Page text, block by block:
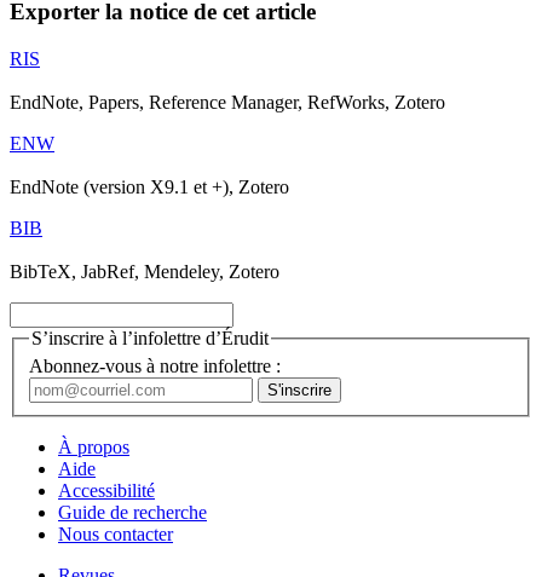
Exporter la notice de cet article
RIS
EndNote, Papers, Reference Manager, RefWorks, Zotero
ENW
EndNote (version X9.1 et +), Zotero
BIB
BibTeX, JabRef, Mendeley, Zotero
S’inscrire à l’infolettre d’Érudit
Abonnez-vous à notre infolettre :
À propos
Aide
Accessibilité
Guide de recherche
Nous contacter